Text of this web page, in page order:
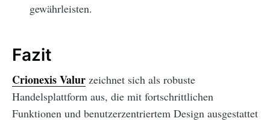
gewährleisten.
Fazit
Crionexis Valur zeichnet sich als robuste
Handelsplattform aus, die mit fortschrittlichen
Funktionen und benutzerzentriertem Design ausgestattet